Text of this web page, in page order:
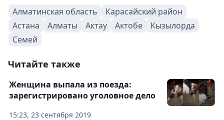
Алматинская область
Карасайский район
Астана
Алматы Актау Актобе
Кызылорда
Семей
Читайте также
15:23, 23 сентября 2019
Женщина выпала из поезда:
зарегистрировано уголовное дело